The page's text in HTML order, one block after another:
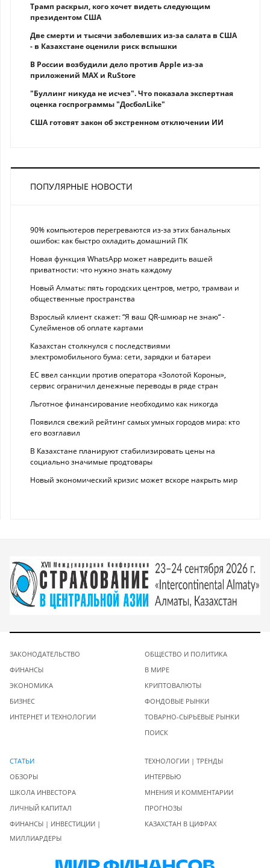
Трамп раскрыл, кого хочет видеть следующим
президентом США
Две смерти и тысячи заболевших из-за салата в США
- в Казахстане оценили риск вспышки
В России возбудили дело против Apple из-за
приложений MAX и RuStore
"Буллинг никуда не исчез". Что показала экспертная
оценка госпрограммы "ДосболLike"
США готовят закон об экстренном отключении ИИ
ПОПУЛЯРНЫЕ НОВОСТИ
90% компьютеров перегреваются из-за этих банальных
ошибок: как быстро охладить домашний ПК
Новая функция WhatsApp может навредить вашей
приватности: что нужно знать каждому
Новый Алматы: пять городских центров, метро, трамваи и
общественные пространства
Взрослый клиент скажет: “Я ваш QR-шмюар не знаю“ -
Сулейменов об оплате картами
Казахстан столкнулся с последствиями
электромобильного бума: сети, зарядки и батареи
ЕС ввел санкции против оператора «Золотой Короны»,
сервис ограничил денежные переводы в ряде стран
Льготное финансирование необходимо как никогда
Появился свежий рейтинг самых умных городов мира: кто
его возглавил
В Казахстане планируют стабилизировать цены на
социально значимые продтовары
Новый экономический кризис может вскоре накрыть мир
ЗАКОНОДАТЕЛЬСТВО
ФИНАНСЫ
ЭКОНОМИКА
БИЗНЕС
ИНТЕРНЕТ И ТЕХНОЛОГИИ
ОБЩЕСТВО И ПОЛИТИКА
В МИРЕ
КРИПТОВАЛЮТЫ
ФОНДОВЫЕ РЫНКИ
ТОВАРНО-СЫРЬЕВЫЕ РЫНКИ
ПОИСК
СТАТЬИ
ОБЗОРЫ
ШКОЛА ИНВЕСТОРА
ЛИЧНЫЙ КАПИТАЛ
ФИНАНСЫ | ИНВЕСТИЦИИ |
МИЛЛИАРДЕРЫ
ТЕХНОЛОГИИ | ТРЕНДЫ
ИНТЕРВЬЮ
МНЕНИЯ И КОММЕНТАРИИ
ПРОГНОЗЫ
КАЗАХСТАН В ЦИФРАХ